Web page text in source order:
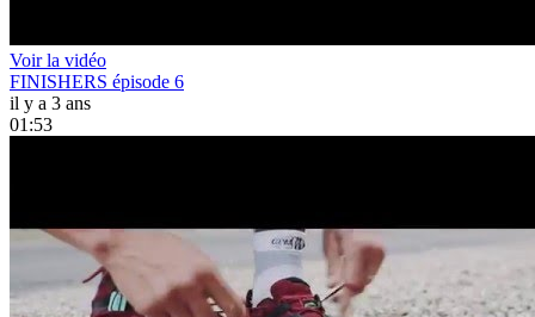
Voir la vidéo
FINISHERS épisode 6
il y a 3 ans
01:53